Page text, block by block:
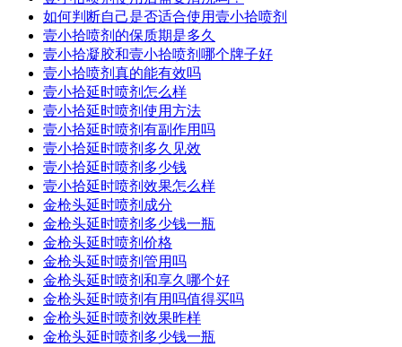
如何判断自己是否适合使用壹小拾喷剂
壹小拾喷剂的保质期是多久
壹小拾凝胶和壹小拾喷剂哪个牌子好
壹小拾喷剂真的能有效吗
壹小拾延时喷剂怎么样
壹小拾延时喷剂使用方法
壹小拾延时喷剂有副作用吗
壹小拾延时喷剂多久见效
壹小拾延时喷剂多少钱
壹小拾延时喷剂效果怎么样
金枪头延时喷剂成分
金枪头延时喷剂多少钱一瓶
金枪头延时喷剂价格
金枪头延时喷剂管用吗
金枪头延时喷剂和享久哪个好
金枪头延时喷剂有用吗值得买吗
金枪头延时喷剂效果昨样
金枪头延时喷剂多少钱一瓶